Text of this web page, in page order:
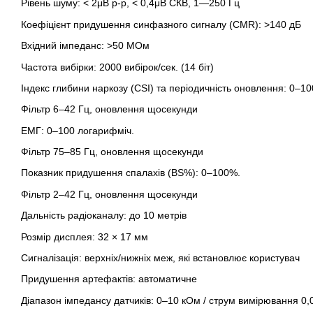
Рівень шуму: < 2μВ р-р, < 0,4μВ СКВ, 1—250 Гц
Коефіцієнт придушення синфазного сигналу (CMR): >140 дБ
Вхідний імпеданс: >50 МОм
Частота вибірки: 2000 вибірок/сек. (14 біт)
Індекс глибини наркозу (CSI) та періодичність оновлення:
Фільтр 6–42 Гц, оновлення щосекунди
ЕМГ: 0–100 логарифміч.
Фільтр 75–85 Гц, оновлення щосекунди
Показник придушення спалахів (BS%): 0–100%.
Фільтр 2–42 Гц, оновлення щосекунди
Дальність радіоканалу: до 10 метрів
Розмір дисплея: 32 × 17 мм
Сигналізація: верхніх/нижніх меж, які встановлює користувач
Придушення артефактів: автоматичне
Діапазон імпедансу датчиків: 0–10 кОм / струм вимірювання